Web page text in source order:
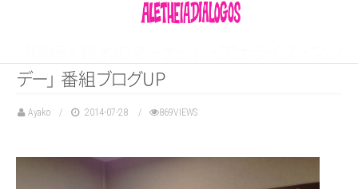
デー」 番組 ブログUP
Ayako 2014-07-28 869VIEWS